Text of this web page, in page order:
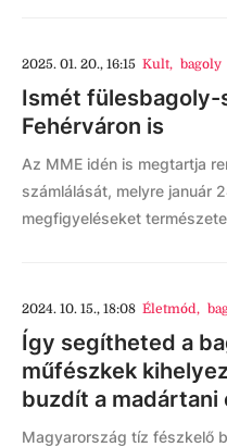
2025. 01. 20., 16:15 Kult, bagoly
Ismét fülesbagoly-
Fehérváron is
Az MME idén is megtartja
számlálását, melyre január
megfigyeléseket
2024. 10. 15., 18:08 Életmód,
Így segítheted a
műfészkek
buzdít a madártani
Magyarország tíz fészkelő